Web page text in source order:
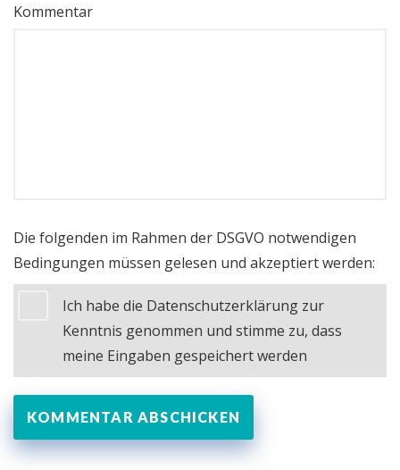
Kommentar
Die folgenden im Rahmen der DSGVO notwendigen
Bedingungen müssen gelesen und akzeptiert werden:
Ich habe die Datenschutzerklärung zur
Kenntnis genommen und stimme zu, dass
meine Eingaben gespeichert werden